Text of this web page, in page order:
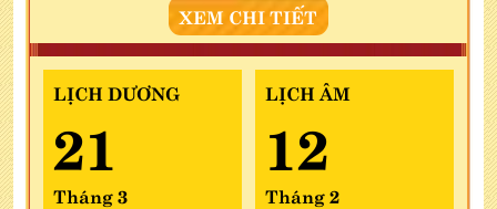
XEM CHI TIẾT
LỊCH DƯƠNG
21
Tháng 3
LỊCH ÂM
12
Tháng 2